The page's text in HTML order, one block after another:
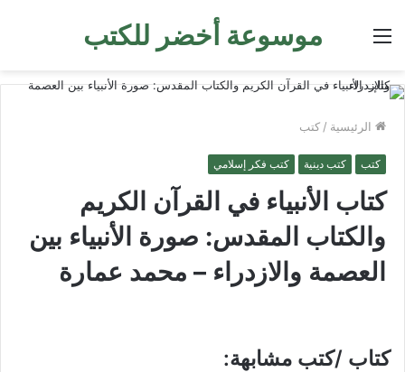
موسوعة أخضر للكتب القائمة
الرئيسية / كتب
كتب كتب دينية كتب فكر إسلامي
كتاب الأنبياء في القرآن الكريم
والكتاب المقدس: صورة الأنبياء بين
العصمة والازدراء – محمد عمارة
كتاب /كتب مشابهة: